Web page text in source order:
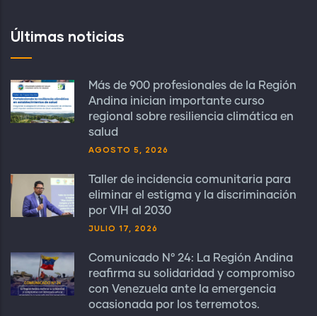
Últimas noticias
Más de 900 profesionales de la Región
Andina inician importante curso
regional sobre resiliencia climática en
salud
AGOSTO 5, 2026
Taller de incidencia comunitaria para
eliminar el estigma y la discriminación
por VIH al 2030
JULIO 17, 2026
Comunicado N° 24: La Región Andina
reafirma su solidaridad y compromiso
con Venezuela ante la emergencia
ocasionada por los terremotos.